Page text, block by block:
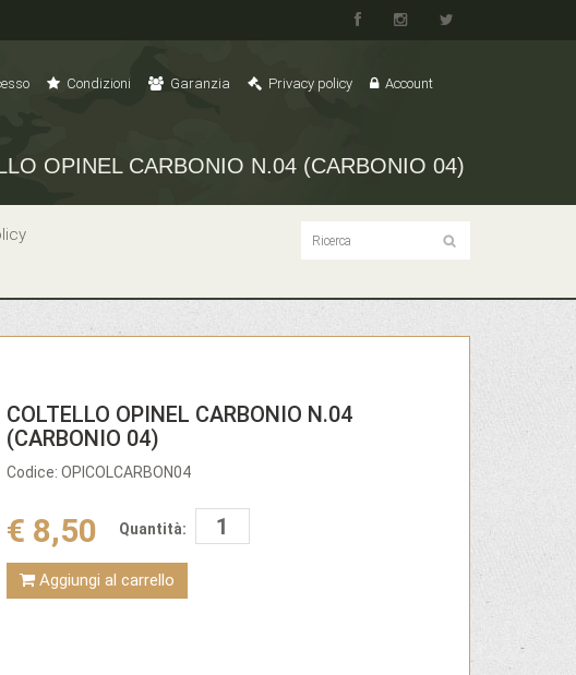
Condizioni Garanzia Privacy policy
Account
OPINEL CARBONIO N.04 (CARBONIO 04)
COLTELLO OPINEL CARBONIO N.04
(CARBONIO 04)
Codice: OPICOLCARBON04
€ 8,50 Quantità:
Aggiungi al carrello